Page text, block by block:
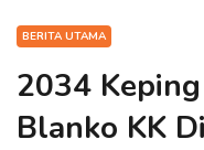
BERITA UTAMA
2034
Blanko KK